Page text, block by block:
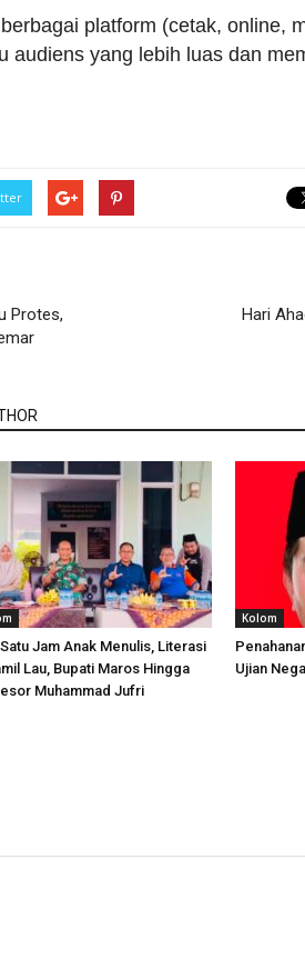
platform (cetak, online,
audiens yang lebih luas dan
Protes,
Hari
Jam Anak Menulis, Literasi
Lau, Bupati Maros Hingga
Muhammad Jufri
Kolom
Ujian